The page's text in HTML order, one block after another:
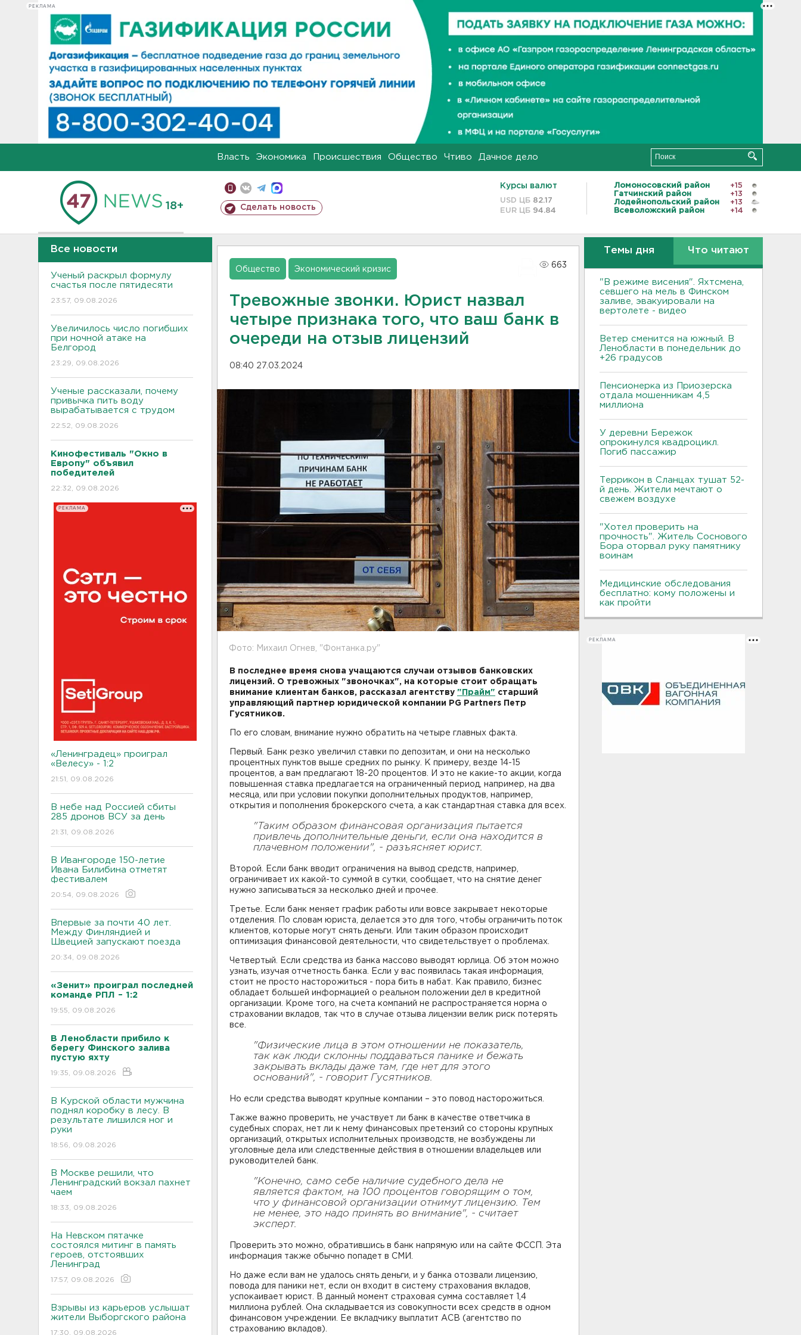
РЕКЛАМА
Власть Экономика Происшествия Общество Чтиво Дачное дело
18+ Сделать новость
Курсы валют
USD ЦБ 82.17
EUR ЦБ 94.84
Ломоносовский район
+15
Гатчинский район
+13
Лодейнопольский район
+13
Всеволожский район
+14
Все новости
Ученый раскрыл формулу
счастья после пятидесяти
23:57, 09.08.2026
Увеличилось число погибших
при ночной атаке на
Белгород
23:29, 09.08.2026
Ученые рассказали, почему
привычка пить воду
вырабатывается с трудом
22:52, 09.08.2026
Кинофестиваль "Окно в
Европу" объявил
победителей
22:32, 09.08.2026
РЕКЛАМА
«Ленинградец» проиграл
«Велесу» - 1:2
21:51, 09.08.2026
В небе над Россией сбиты
285 дронов ВСУ за день
21:31, 09.08.2026
В Ивангороде 150-летие
Ивана Билибина отметят
фестивалем
20:54, 09.08.2026
Впервые за почти 40 лет.
Между Финляндией и
Швецией запускают поезда
20:34, 09.08.2026
«Зенит» проиграл последней
команде РПЛ – 1:2
19:55, 09.08.2026
В Ленобласти прибило к
берегу Финского залива
пустую яхту
19:35, 09.08.2026
В Курской области мужчина
поднял коробку в лесу. В
результате лишился ног и
руки
18:56, 09.08.2026
В Москве решили, что
Ленинградский вокзал пахнет
чаем
18:33, 09.08.2026
На Невском пятачке
состоялся митинг в память
героев, отстоявших
Ленинград
17:57, 09.08.2026
Взрывы из карьеров услышат
жители Выборгского района
17:30, 09.08.2026
Общество Экономический кризис
663
Тревожные звонки. Юрист назвал
четыре признака того, что ваш банк в
очереди на отзыв лицензий
08:40 27.03.2024
Фото: Михаил Огнев, "Фонтанка.ру"
В последнее время снова учащаются случаи отзывов банковских
лицензий. О тревожных "звоночках", на которые стоит обращать
внимание клиентам банков, рассказал агентству "Прайм" старший
управляющий партнер юридической компании PG Partners Петр
Гусятников.
По его словам, внимание нужно обратить на четыре главных факта.
Первый. Банк резко увеличил ставки по депозитам, и они на несколько
процентных пунктов выше средних по рынку. К примеру, везде 14-15
процентов, а вам предлагают 18-20 процентов. И это не какие-то акции, когда
повышенная ставка предлагается на ограниченный период, например, на два
месяца, или при условии покупки дополнительных продуктов, например,
открытия и пополнения брокерского счета, а как стандартная ставка для всех.
"Таким образом финансовая организация пытается
привлечь дополнительные деньги, если она находится в
плачевном положении", - разъясняет юрист.
Второй. Если банк вводит ограничения на вывод средств, например,
ограничивает их какой-то суммой в сутки, сообщает, что на снятие денег
нужно записываться за несколько дней и прочее.
Третье. Если банк меняет график работы или вовсе закрывает некоторые
отделения. По словам юриста, делается это для того, чтобы ограничить поток
клиентов, которые могут снять деньги. Или таким образом происходит
оптимизация финансовой деятельности, что свидетельствует о проблемах.
Четвертый. Если средства из банка массово выводят юрлица. Об этом можно
узнать, изучая отчетность банка. Если у вас появилась такая информация,
стоит не просто насторожиться - пора бить в набат. Как правило, бизнес
обладает большей информацией о реальном положении дел в кредитной
организации. Кроме того, на счета компаний не распространяется норма о
страховании вкладов, так что в случае отзыва лицензии велик риск потерять
все.
"Физические лица в этом отношении не показатель,
так как люди склонны поддаваться панике и бежать
закрывать вклады даже там, где нет для этого
оснований", - говорит Гусятников.
Но если средства выводят крупные компании – это повод насторожиться.
Также важно проверить, не участвует ли банк в качестве ответчика в
судебных спорах, нет ли к нему финансовых претензий со стороны крупных
организаций, открытых исполнительных производств, не возбуждены ли
уголовные дела или следственные действия в отношении владельцев или
руководителей банк.
"Конечно, само себе наличие судебного дела не
является фактом, на 100 процентов говорящим о том,
что у финансовой организации отнимут лицензию. Тем
не менее, это надо принять во внимание", - считает
эксперт.
Проверить это можно, обратившись в банк напрямую или на сайте ФССП. Эта
информация также обычно попадет в СМИ.
Но даже если вам не удалось снять деньги, и у банка отозвали лицензию,
повода для паники нет, если он входит в систему страхования вкладов,
успокаивает юрист. В данный момент страховая сумма составляет 1,4
миллиона рублей. Она складывается из совокупности всех средств в одном
финансовом учреждении. Ее вкладчику выплатит АСВ (агентство по
страхованию вкладов).
Темы дня Что читают
"В режиме висения". Яхтсмена,
севшего на мель в Финском
заливе, эвакуировали на
вертолете - видео
Ветер сменится на южный. В
Ленобласти в понедельник до
+26 градусов
Пенсионерка из Приозерска
отдала мошенникам 4,5
миллиона
У деревни Бережок
опрокинулся квадроцикл.
Погиб пассажир
Террикон в Сланцах тушат 52-
й день. Жители мечтают о
свежем воздухе
"Хотел проверить на
прочность". Житель Соснового
Бора оторвал руку памятнику
воинам
Медицинские обследования
бесплатно: кому положены и
как пройти
РЕКЛАМА